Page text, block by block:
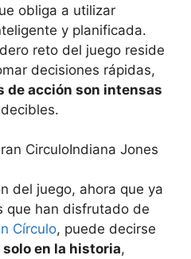
obliga a utilizar
y planificada.
reto del juego reside
decisiones rápidas,
de acción son intensas
Indiana Jones
del juego, ahora que ya
que han disfrutado de
Círculo, puede decirse
en la historia,